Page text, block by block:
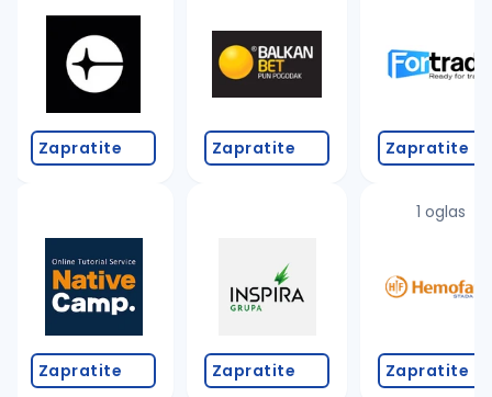
Takođe možete da:
proverite pravopisne greške (koristite č, ć, š, đ,
povećajte radijus za odabrani grad
promenite odabrane filtere pretrage
Zapratite
Zapratite
Zapratite
Zapratite
Zapratite
1 oglas
Zapratite